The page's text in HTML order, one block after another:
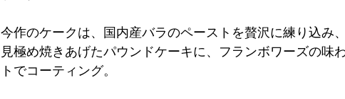
今作のケークは、国内産バラのペーストを贅沢に練り込み
見極め焼きあげたパウンドケーキに、フランボワーズの味
トでコーティング。